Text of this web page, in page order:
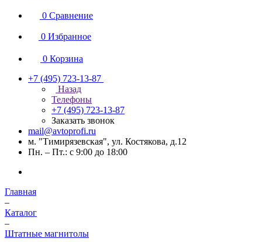
0 Сравнение
0 Избранное
0 Корзина
+7 (495) 723-13-87
Назад
Телефоны
+7 (495) 723-13-87
Заказать звонок
mail@avtoprofi.ru
м. "Тимирязевская", ул. Костякова, д.12
Пн. – Пт.: с 9:00 до 18:00
Главная
–
Каталог
–
Штатные магнитолы